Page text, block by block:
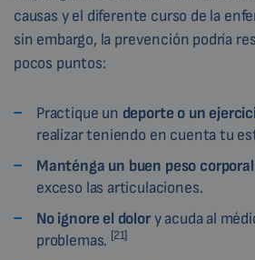
causas y el diferente curso de la
sin embargo, la prevención podría
pocos puntos:
Practique un deporte o un
realizar teniendo en cuenta tu
Manténga un buen peso corporal
exceso las articulaciones.
No ignore el dolory acuda al
problemas. [21]